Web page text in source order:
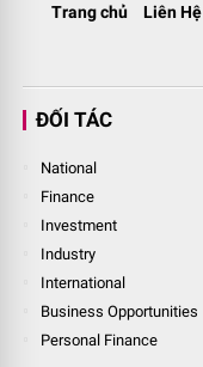
Trang chủ Liên Hệ
ĐỐI TÁC
National
Finance
Investment
Industry
International
Business Opportunities
Personal Finance